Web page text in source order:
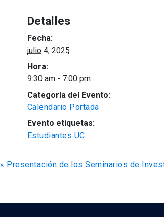
Detalles
Fecha:
julio 4, 2025
Hora:
9:30 am - 7:00 pm
Categoría del Evento:
Calendario Portada
Evento etiquetas:
Estudiantes UC
« Presentación de los Seminarios de